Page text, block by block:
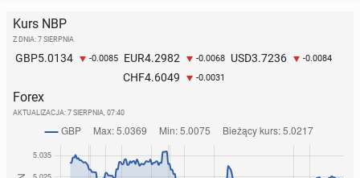
Kurs NBP
Z DNIA: 7 SIERPNIA
GBP5.0134 -0.0085 EUR4.2982 -0.0068 USD3.7236 -0.0084
CHF4.6049 -0.0031
Forex
AKTUALIZACJA: 7 SIERPNIA, 07:40